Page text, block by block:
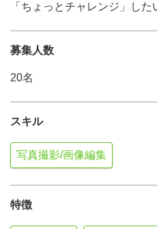
「ちょっとチャレンジ」し
募集人数
20名
スキル
写真撮影/画像編集
特徴